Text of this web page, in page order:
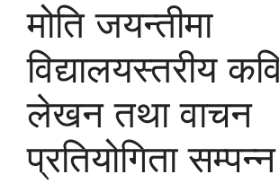
मोति जयन्तीमा
विद्यालयस्तरीय
लेखन तथा वाचन
प्रतियोगिता सम्पन्न